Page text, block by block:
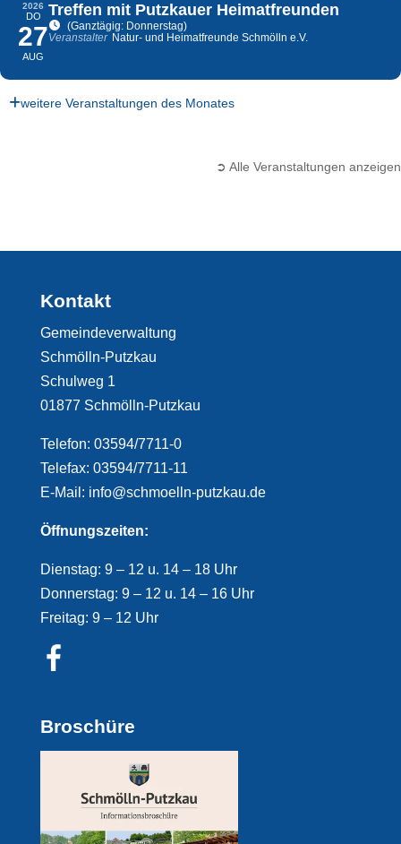
2026
DO
27
AUG
Treffen mit Putzkauer Heimatfreunden
(Ganztägig: Donnerstag)
Veranstalter Natur- und Heimatfreunde Schmölln e.V.
weitere Veranstaltungen des Monates
➲ Alle Veranstaltungen anzeigen
Kontakt
Gemeindeverwaltung
Schmölln-Putzkau
Schulweg 1
01877 Schmölln-Putzkau
Telefon: 03594/7711-0
Telefax: 03594/7711-11
E-Mail: info@schmoelln-putzkau.de
Öffnungszeiten:
Dienstag: 9 – 12 u. 14 – 18 Uhr
Donnerstag: 9 – 12 u. 14 – 16 Uhr
Freitag: 9 – 12 Uhr
Broschüre